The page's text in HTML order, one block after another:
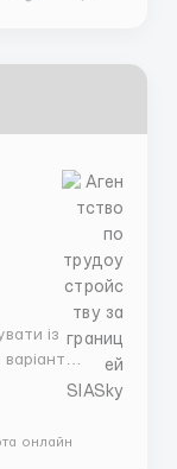
із
від 3-х
Робота
онлайн